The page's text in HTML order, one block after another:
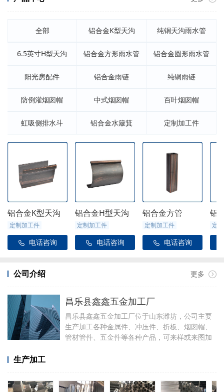
全部 铝合金K型天沟 纯铜天沟雨水管
6.5英寸H型天沟 铝合金方形雨水管 铝合金圆形雨水管
阳光房配件 铝合金雨链 纯铜雨链
防倒灌烟囱帽 中式烟囱帽 百叶烟囱帽
虹吸侧排水斗 铝合金水簸箕 定制加工件
铝合金K型天沟
定制加工件
 电话咨询
铝合金H型天沟
定制加工件
 电话咨询
铝合金方管
定制加工件
 电话咨询
铝
定
更多
公司介绍
昌乐县鑫鑫五金加工厂
昌乐县鑫鑫五金加工厂位于山东潍坊，公司主要
生产加工各种金属件、冲压件、折板、烟囱帽、
管材管件、五金件等各种产品，可来样或来图加
件、金属雨链、定制烟囱帽、虹吸雨水斗、侧排
雨水斗、水簸箕、阴脊瓦、不锈钢透气帽等。公
生产加工